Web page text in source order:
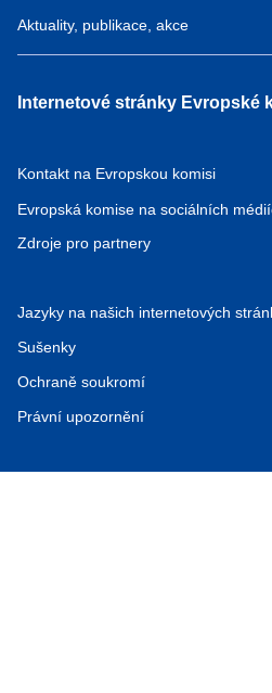
Aktuality, publikace, akce
Internetové stránky Evropské
Kontakt na Evropskou komisi
Evropská komise na sociálních
Zdroje pro partnery
Jazyky na našich internetových
Sušenky
Ochraně soukromí
Právní upozornění